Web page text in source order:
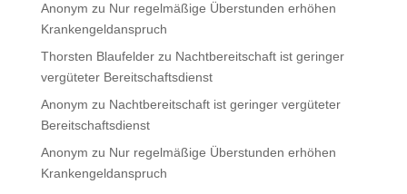
Anonym zu Nur regelmäßige Überstunden erhöhen
Krankengeldanspruch
Thorsten Blaufelderzu Nachtbereitschaft ist geringer
vergüteter Bereitschaftsdienst
Anonym zu Nachtbereitschaft ist geringer vergüteter
Bereitschaftsdienst
Anonym zu Nur regelmäßige Überstunden erhöhen
Krankengeldanspruch